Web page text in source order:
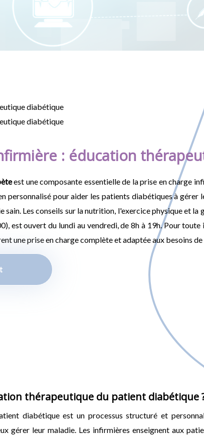
diabétique
diabétique
: éducation
est une composante essentielle de la prise en charge
personnalisé pour aider les patients diabétiques à
sain. Les conseils sur la nutrition, l'exercice physique et
est ouvert du lundi au vendredi, de 8h à 19h. Pour
une prise en charge complète et adaptée aux besoins
thérapeutique du patient diabétique
diabétique est un processus structuré et
gérer leur maladie. Les infirmières enseignent aux